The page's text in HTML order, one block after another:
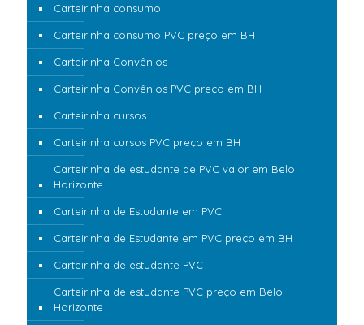
Carteirinha consumo
Carteirinha consumo PVC preço em BH
Carteirinha Convênios
Carteirinha Convênios PVC preço em BH
Carteirinha cursos
Carteirinha cursos PVC preço em BH
Carteirinha de estudante de PVC valor em Belo
Horizonte
Carteirinha de Estudante em PVC
Carteirinha de Estudante em PVC preço em BH
Carteirinha de estudante PVC
Carteirinha de estudante PVC preço em Belo
Horizonte